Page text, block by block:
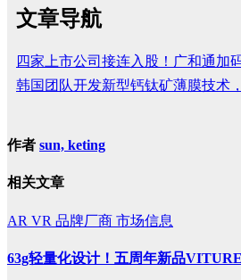
文章导航
四家上市公司接连入股！广和通加
韩国团队开发新型钙钛矿薄膜技术
作者 sun, keting
相关文章
AR VR 品牌厂商 市场信息
63g轻量化设计！五周年新品